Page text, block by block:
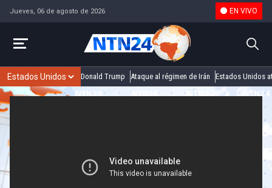
Jueves, 06 de agosto de 2026 EN VIVO
Donald Trump Ataque al régimen de Irán Estados Unidos